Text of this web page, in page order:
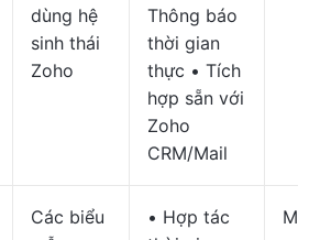
dùng hệ
sinh thái
Zoho
Thông báo
thời gian
thực • Tích
hợp sẵn với
Zoho
CRM/Mail
Các biểu
• Hợp tác